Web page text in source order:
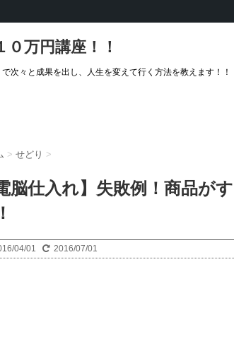
万円講座！！
次々と成果を出し、人生を変えて行く方法を教えます！！
> せどり >
脳仕入れ】失敗例！商品が
04/01 2016/07/01